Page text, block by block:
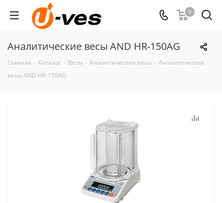
0
Аналитические весы AND HR-150AG
Главная - Каталог - Весы - Аналитические весы - Аналитические
весы AND HR-150AG